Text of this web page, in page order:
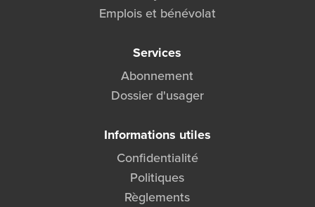
Emplois et bénévolat
Services
Abonnement
Dossier d'usager
Informations utiles
Confidentialité
Politiques
Règlements